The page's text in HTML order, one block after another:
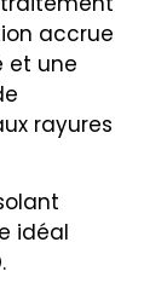
accrue
et une
rayures
idéal